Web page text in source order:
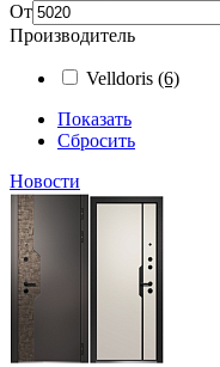
От
Производитель
Velldoris (6)
Показать
Сбросить
Новости